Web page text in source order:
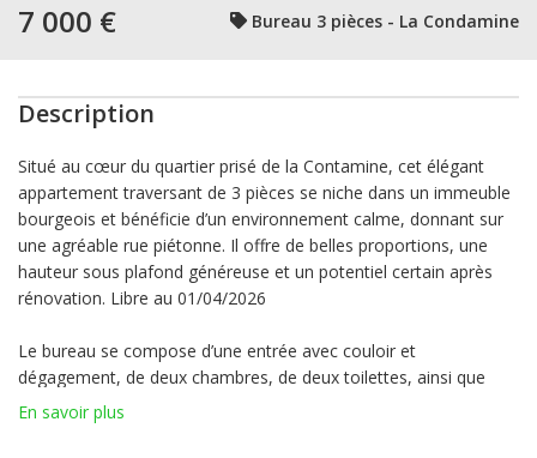
7 000 € Bureau 3 pièces - La Condamine
Description
Situé au cœur du quartier prisé de la Contamine, cet élégant
appartement traversant de 3 pièces se niche dans un immeuble
bourgeois et bénéficie d’un environnement calme, donnant sur
une agréable rue piétonne. Il offre de belles proportions, une
hauteur sous plafond généreuse et un potentiel certain après
rénovation. Libre au 01/04/2026
Le bureau se compose d’une entrée avec couloir et
dégagement, de deux chambres, de deux toilettes, ainsi que
d’un vaste séjour équipé de rangements, d’un espace dressing et
d’une penderie.
En savoir plus